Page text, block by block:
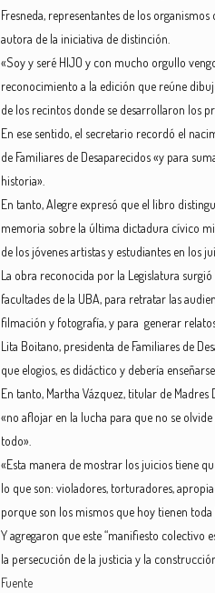
Fresneda, representantes de los
autora de la iniciativa de distinción.
«Soy y seré HIJO y con mucho orgullo
reconocimiento a la edición que reúne
de los recintos donde se desarrollaron los
En ese sentido, el secretario recordó el
de Familiares de Desaparecidos «y para
historia».
En tanto, Alegre expresó que el libro
memoria sobre la última dictadura cívico
de los jóvenes artistas y estudiantes en los
La obra reconocida por la Legislatura
facultades de la UBA, para retratar las
filmación y fotografía, y para generar
Lita Boitano, presidenta de Familiares de
que elogios, es didáctico y debería
En tanto, Martha Vázquez, titular de Madres
«no aflojar en la lucha para que no se
todo».
«Esta manera de mostrar los juicios tiene
lo que son: violadores, torturadores,
porque son los mismos que hoy tienen toda
Y agregaron que este “manifiesto colectivo
la persecución de la justicia y la
Fuente